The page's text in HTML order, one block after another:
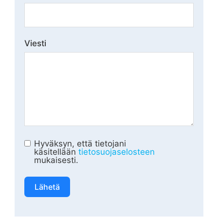
Viesti
Hyväksyn, että tietojani
käsitellään tietosuojaselosteen
mukaisesti.
Lähetä